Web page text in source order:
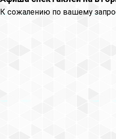
К сожалению по вашему